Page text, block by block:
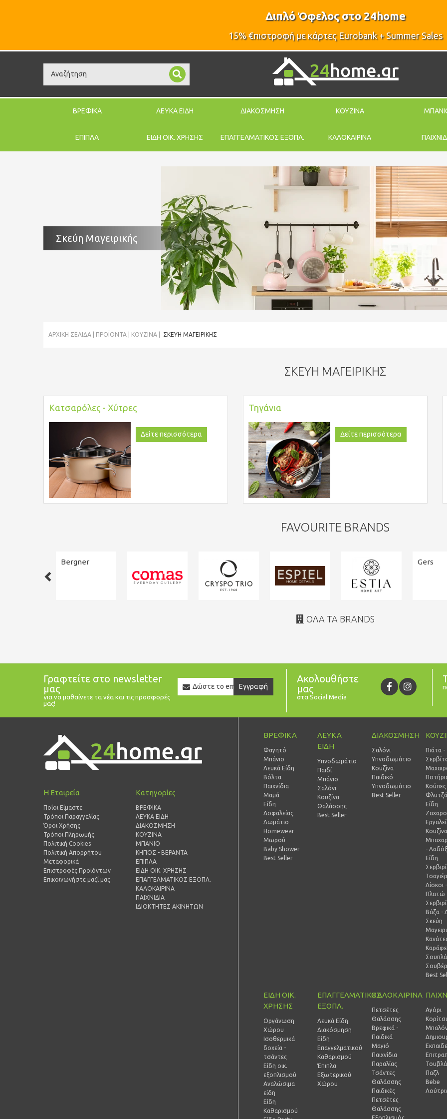
Διπλό Όφελος στο 24home
15% €πιστροφή με κάρτες Eurobank + Summer Sales
Search
ΒΡΕΦΙΚΑ ΛΕΥΚΑ ΕΙΔΗ ΔΙΑΚΟΣΜΗΣΗ ΚΟΥΖΙΝΑ
ΕΠΙΠΛΑ ΕΙΔΗ ΟΙΚ. ΧΡΗΣΗΣ ΕΠΑΓΓΕΛΜΑΤΙΚΟΣ ΕΞΟΠΛ. ΚΑΛΟΚΑΙΡΙΝΑ
Σκεύη Μαγειρικής
ΑΡΧΙΚΉ ΣΕΛΊΔΑ ΠΡΟΪΌΝΤΑ ΚΟΥΖΙΝΑ ΣΚΕΎΗ ΜΑΓΕΙΡΙΚΉΣ
ΣΚΕΎΗ ΜΑΓΕΙΡΙΚΉΣ
Κατσαρόλες - Χύτρες
Δείτε περισσότερα
Τηγάνια
Δείτε περισσότερα
FAVOURITE BRANDS
Bergner Gers
ΌΛΑ ΤΑ BRANDS
Γραφτείτε στο newsletter
μας
για να μαθαίνετε τα νέα και τις προσφορές
μας!
Newsletter
Email
Εγγραφή
Ακολουθήστε
μας
στα Social Media
Η Εταιρεία
Ποίοι Είμαστε
Τρόποι Παραγγελίας
Όροι Χρήσης
Τρόποι Πληρωμής
Πολιτική Cookies
Πολιτική Απορρήτου
Μεταφορικά
Επιστροφές Προϊόντων
Επικοινωνήστε μαζί μας
Κατηγορίες
ΒΡΕΦΙΚΑ
ΛΕΥΚΑ ΕΙΔΗ
ΔΙΑΚΟΣΜΗΣΗ
ΚΟΥΖΙΝΑ
ΜΠΑΝΙΟ
ΚΗΠΟΣ - ΒΕΡΑΝΤΑ
ΕΠΙΠΛΑ
ΕΙΔΗ ΟΙΚ. ΧΡΗΣΗΣ
ΕΠΑΓΓΕΛΜΑΤΙΚΟΣ ΕΞΟΠΛ.
ΚΑΛΟΚΑΙΡΙΝΑ
ΠΑΙΧΝΙΔΙΑ
ΙΔΙΟΚΤΗΤΕΣ ΑΚΙΝΗΤΩΝ
ΒΡΕΦΙΚΑ
Φαγητό
Μπάνιο
Λευκά Είδη
Βόλτα
Παιχνίδια
Μαμά
Είδη
Ασφαλείας
Δωμάτιο
Homewear
Μωρού
Baby Shower
Best Seller
ΛΕΥΚΑ
ΕΙΔΗ
Υπνοδωμάτιο
Παιδί
Mπάνιο
Σαλόνι
Κουζίνα
Θαλάσσης
Best Seller
ΔΙΑΚΟΣΜΗΣΗ
Σαλόνι
Υπνοδωμάτιο
Κουζίνα
Παιδικό
Υπνοδωμάτιο
Best Seller
Πιάτα -
Κούπες
Είδη
-
Είδη
Δίσκοι -
Πλατώ
Βάζα -
Σκεύη
Best
ΕΙΔΗ ΟΙΚ.
ΧΡΗΣΗΣ
Οργάνωση
Χώρου
Ισοθερμικά
δοχεία -
τσάντες
Είδη οικ.
εξοπλισμού
Αναλώσιμα
είδη
Είδη
Καθαρισμού
ΕΠΑΓΓΕΛΜΑΤΙΚΟΣ
ΕΞΟΠΛ.
Λευκά Είδη
Διακόσμηση
Είδη
Επαγγελματικού
Καθαρισμού
Έπιπλα
Εξωτερικού
Χώρου
ΚΑΛΟΚΑΙΡΙΝΑ
Πετσέτες
Θαλάσσης
Βρεφικά -
Παιδικά
Μαγιό
Παιχνίδια
Παραλίας
Τσάντες
Θαλάσσης
Παιδικές
Πετσέτες
Θαλάσσης
Αγόρι
Κορίτσι
Παζλ
Bebe